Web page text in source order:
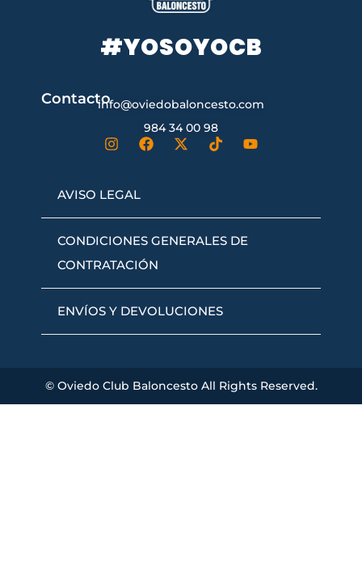
#YOSOYOCB
Contactoinfo@oviedobaloncesto.com
984 34 00 98
AVISO LEGAL
CONDICIONES GENERALES DE
CONTRATACIÓN
ENVÍOS Y DEVOLUCIONES
© Oviedo Club Baloncesto All Rights Reserved.